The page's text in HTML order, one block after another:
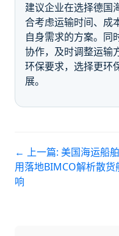
建议企业在选择德国
合考虑运输时间、成
自身需求的方案。同
协作，及时调整运输
环保要求，选择更环
展。
← 上一篇: 美国海运船
用落地BIMCO解析散货
响